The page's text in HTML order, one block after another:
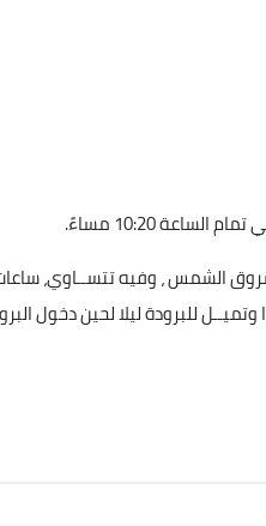
10:20 مساءً.
الشمس ، وفيه تتســاوي،
وتميــل للبرودة ليلا لحين دخول